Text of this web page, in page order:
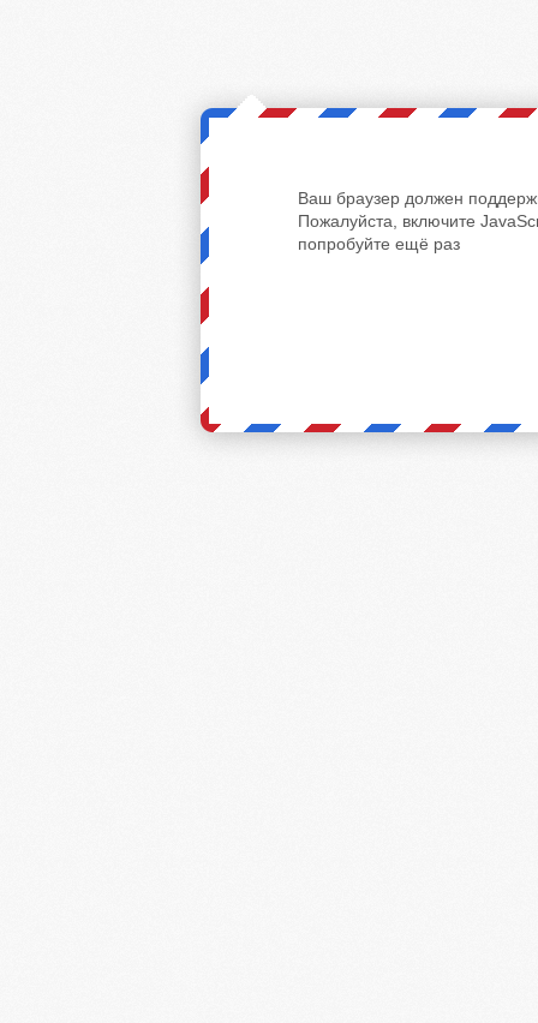
Ваш браузер должен
Пожалуйста, включите
попробуйте ещё раз